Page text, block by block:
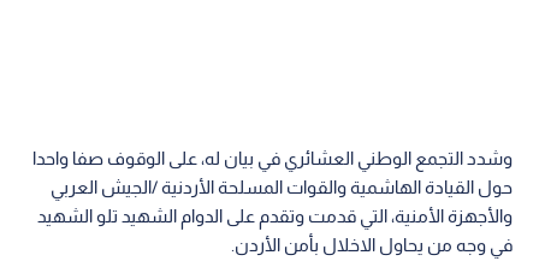
وشدد التجمع الوطني العشائري في بيان له، على الوقوف صفا واحدا
حول القيادة الهاشمية والقوات المسلحة الأردنية /الجيش العربي
والأجهزة الأمنية، التي قدمت وتقدم على الدوام الشهيد تلو الشهيد
في وجه من يحاول الاخلال بأمن الأردن.